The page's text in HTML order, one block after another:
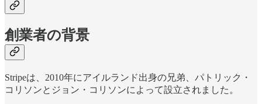
創業者の背景
Stripeは、2010年にアイルランド出身の兄弟、パトリック・
コリソンとジョン・コリソンによって設立されました。